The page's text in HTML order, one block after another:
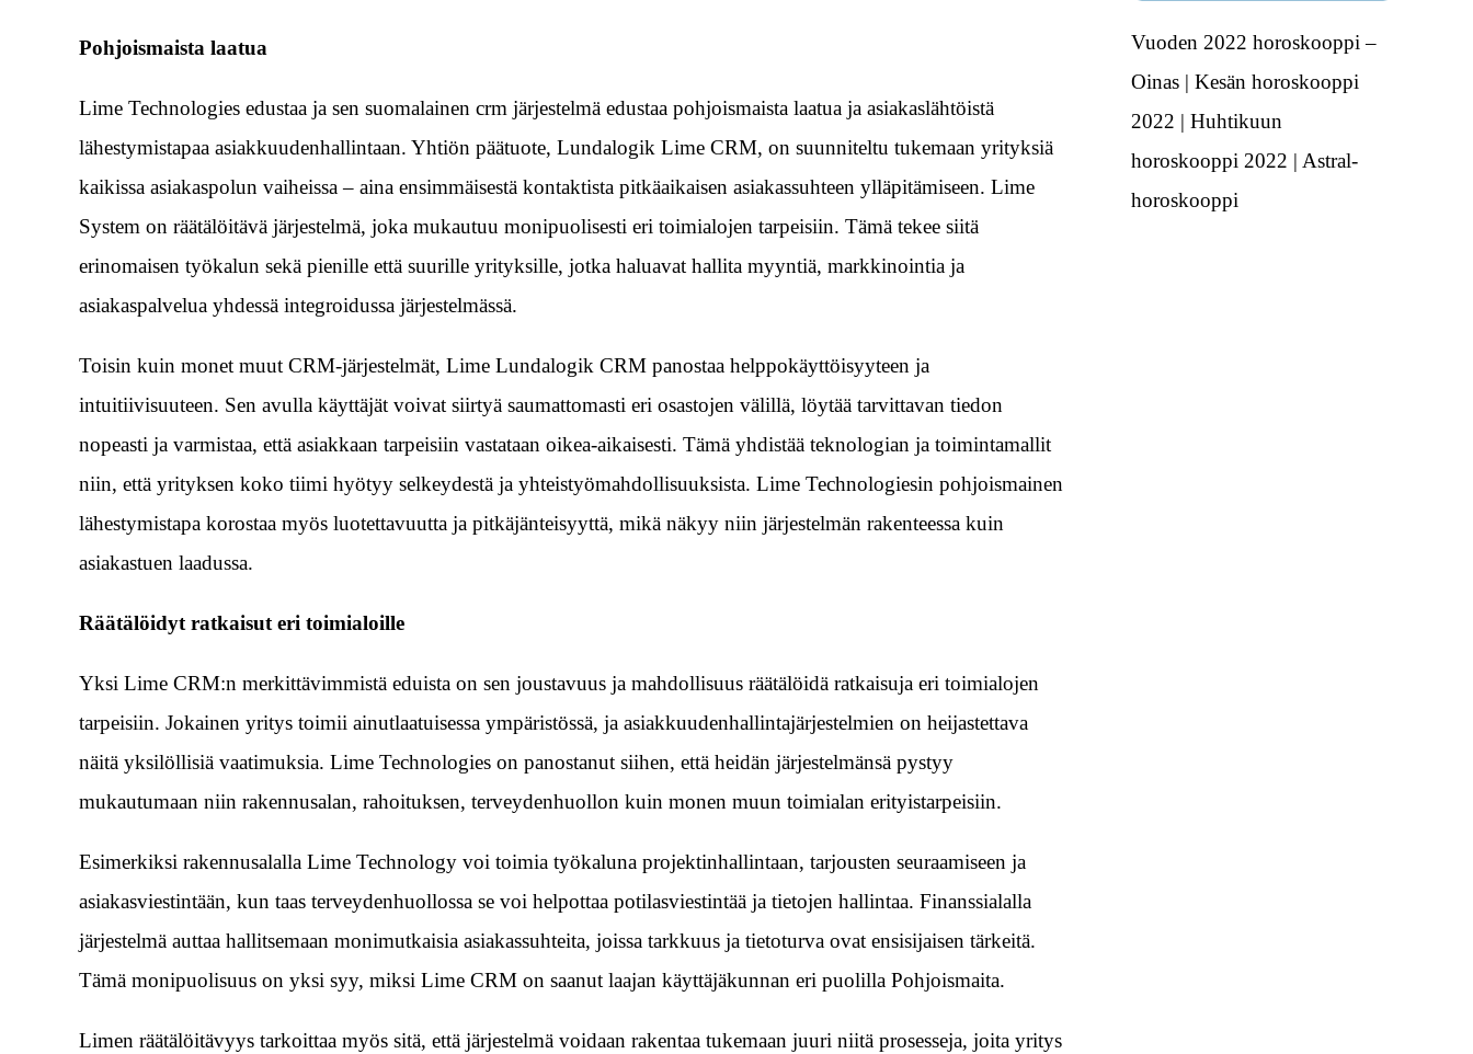
Pohjoismaista laatua
Lime Technologies edustaa ja sen suomalainen crm järjestelmä edustaa pohjoismaista laatua ja asiakaslähtöistä
lähestymistapaa asiakkuudenhallintaan. Yhtiön päätuote, Lundalogik Lime CRM, on suunniteltu tukemaan yrityksiä
kaikissa asiakaspolun vaiheissa – aina ensimmäisestä kontaktista pitkäaikaisen asiakassuhteen ylläpitämiseen. Lime
System on räätälöitävä järjestelmä, joka mukautuu monipuolisesti eri toimialojen tarpeisiin. Tämä tekee siitä
erinomaisen työkalun sekä pienille että suurille yrityksille, jotka haluavat hallita myyntiä, markkinointia ja
asiakaspalvelua yhdessä integroidussa järjestelmässä.
Toisin kuin monet muut CRM-järjestelmät, Lime Lundalogik CRM panostaa helppokäyttöisyyteen ja
intuitiivisuuteen. Sen avulla käyttäjät voivat siirtyä saumattomasti eri osastojen välillä, löytää tarvittavan tiedon
nopeasti ja varmistaa, että asiakkaan tarpeisiin vastataan oikea-aikaisesti. Tämä yhdistää teknologian ja toimintamallit
niin, että yrityksen koko tiimi hyötyy selkeydestä ja yhteistyömahdollisuuksista. Lime Technologiesin pohjoismainen
lähestymistapa korostaa myös luotettavuutta ja pitkäjänteisyyttä, mikä näkyy niin järjestelmän rakenteessa kuin
asiakastuen laadussa.
Räätälöidyt ratkaisut eri toimialoille
Yksi Lime CRM:n merkittävimmistä eduista on sen joustavuus ja mahdollisuus räätälöidä ratkaisuja eri toimialojen
tarpeisiin. Jokainen yritys toimii ainutlaatuisessa ympäristössä, ja asiakkuudenhallintajärjestelmien on heijastettava
näitä yksilöllisiä vaatimuksia. Lime Technologies on panostanut siihen, että heidän järjestelmänsä pystyy
mukautumaan niin rakennusalan, rahoituksen, terveydenhuollon kuin monen muun toimialan erityistarpeisiin.
Esimerkiksi rakennusalalla Lime Technology voi toimia työkaluna projektinhallintaan, tarjousten seuraamiseen ja
asiakasviestintään, kun taas terveydenhuollossa se voi helpottaa potilasviestintää ja tietojen hallintaa. Finanssialalla
järjestelmä auttaa hallitsemaan monimutkaisia asiakassuhteita, joissa tarkkuus ja tietoturva ovat ensisijaisen tärkeitä.
Tämä monipuolisuus on yksi syy, miksi Lime CRM on saanut laajan käyttäjäkunnan eri puolilla Pohjoismaita.
Limen räätälöitävyys tarkoittaa myös sitä, että järjestelmä voidaan rakentaa tukemaan juuri niitä prosesseja, joita yritys
Vuoden 2022 horoskooppi –
Oinas | Kesän horoskooppi
2022 | Huhtikuun
horoskooppi 2022 | Astral-
horoskooppi